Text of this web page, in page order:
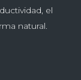
el
natural.